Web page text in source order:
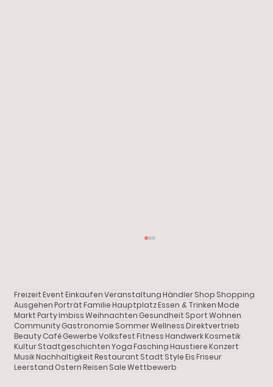
DOLCE VITA in Pfaffenhofen
FreizeitEventEinkaufenVeranstaltungHändlerShop Shopping
AusgehenPorträtFamilieHauptplatzEssen & TrinkenMode
MarktPartyImbiss Weihnachten Gesundheit Sport Wohnen
CommunityGastronomie SommerWellnessDirektvertrieb
BeautyCaféGewerbeVolksfestFitnessHandwerkKosmetik
KulturStadtgeschichten YogaFaschingHaustiereKonzert
MusikNachhaltigkeitRestaurant Stadt StyleEisFriseur
Leerstand OsternReisen Sale Wettbewerb
Shopping
Gastronomie
Porträt